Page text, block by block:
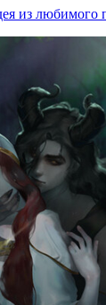
из любимого